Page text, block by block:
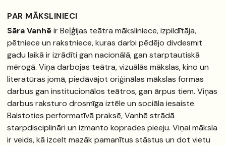
PAR MĀKSLINIECI
Sāra Vanhēir Beļģijas teātra māksliniece, izpildītāja,
pētniece un rakstniece, kuras darbi pēdējo divdesmit
gadu laikā ir izrādīti gan nacionālā, gan starptautiskā
mērogā. Viņa darbojas teātra, vizuālās mākslas, kino un
literatūras jomā, piedāvājot oriģinālas mākslas formas
darbus gan institucionālos teātros, gan ārpus tiem. Viņas
darbus raksturo drosmīga iztēle un sociāla iesaiste.
Balstoties performatīvā praksē, Vanhē strādā
starpdisciplināri un izmanto koprades pieeju. Viņai māksla
ir veids, kā izcelt mazāk pamanītus stāstus un dot vietu